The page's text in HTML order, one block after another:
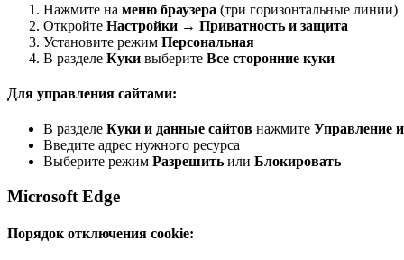
Нажмите на меню браузера (три горизонтальные линии)
Откройте Настройки → Приватность и защита
Установите режим Персональная
В разделе Куки выберите Все сторонние куки
Для управления сайтами:
В разделе Куки и данные сайтов нажмите Управление
Введите адрес нужного ресурса
Выберите режим Разрешить или Блокировать
Microsoft Edge
Порядок отключения cookie: